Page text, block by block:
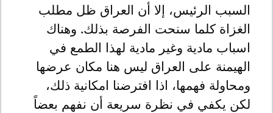
السبب الرئيس، إلا أن العراق ظل مطلب
الغزاة كلما سنحت الفرصة بذلك. وهناك
اسباب مادية وغير مادية لهذا الطمع في
الهيمنة على العراق ليس هنا مكان عرضها
ومحاولة فهمها، اذا افترضنا امكانية ذلك،
لكن يكفي في نظرة سريعة أن نفهم بعضاً